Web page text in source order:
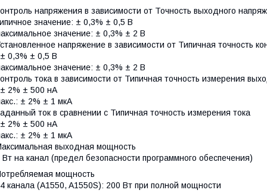
напряжения в зависимости от Точность выходного
значение: ± 0,3% ± 0,5 В
значение: ± 0,3% ± 2 В
напряжение в зависимости от Типичная точность
0,3% ± 0,5 В
значение: ± 0,3% ± 2 В
тока в зависимости от Типичная точность измерения
2% ± 500 нА
± 2% ± 1 мкА
ток в сравнении с Типичная точность измерения тока
2% ± 500 нА
± 2% ± 1 мкА
выходная мощность
Вт на канал (предел безопасности программного обеспечения)
мощность
канала (A1550, A1550S): 200 Вт при полной мощности